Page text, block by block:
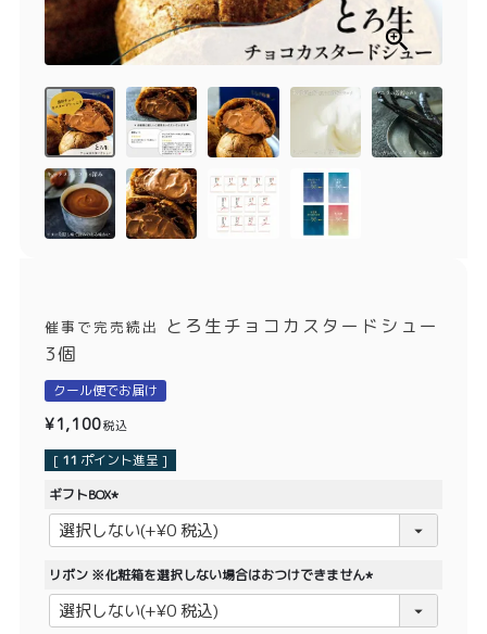
紅茶toroaTea
メルマガ会員様限定
toroa夏のアウトレッ
トセール
クッキー缶
お誕生日セット
手さげ袋
季節限定
¥2,000〜¥3,999
〜¥1,999
¥4,000〜¥5,999
TOP
会社概要
お問い合わせ
商品
メンバー特典
ご利用ガイド
催事で完売続出
とろ生チョコカスタードシュー
3個
クール便でお届け
¥1,100税込
[ 11 ポイント進呈 ]
ギフトBOX
(
必
)
リボン ※化粧箱を選択しない場合はおつけできません
必